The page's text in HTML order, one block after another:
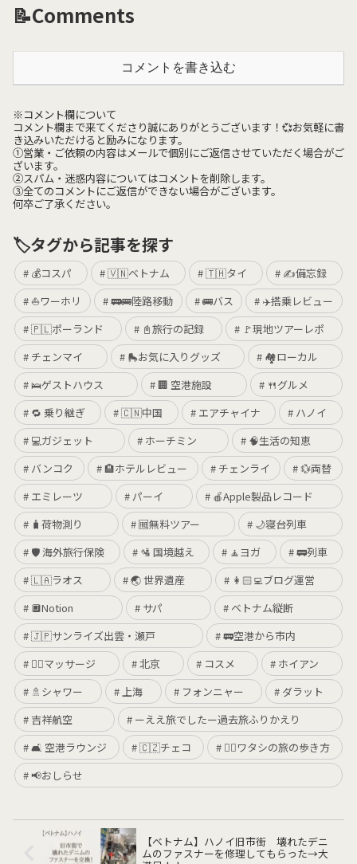
📝Comments
コメントを書き込む
※コメント欄について
コメント欄まで来てくださり誠にありがとうございます！💞お気軽に書
き込みいただけると励みになります。
①営業・ご依頼の内容はメールで個別にご返信させていただく場合がご
ざいます。
②スパム・迷惑内容についてはコメントを削除します。
③全てのコメントにご返信ができない場合がございます。
何卒ご了承ください。
🏷️タグから記事を探す
💰コスパ 🇻🇳ベトナム 🇹🇭タイ
✍️備忘録
⛵️ワーホリ
🚃🚌陸路移動 🚌バス
✈️搭乗レビュー
🇵🇱ポーランド
📓旅行の記録
🚩現地ツアーレポ
チェンマイ
🛼お気に入りグッズ
🏘ローカル
🛌ゲストハウス
🏢 空港施設
🍴グルメ
🔁 乗り継ぎ
🇨🇳中国 エアチャイナ
ハノイ
💻ガジェット
ホーチミン
🧠生活の知恵
バンコク
🏨ホテルレビュー チェンライ
💱両替
エミレーツ
パーイ
🍎Apple製品レコード
🧳荷物測り
🆓無料ツアー
🌙寝台列車
🛡 海外旅行保険
🛂 国境越え 🧘ヨガ
🚃列車
🇱🇦ラオス
🌏 世界遺産
👩🏻‍💻ブログ運営
🔲Notion
サパ
ベトナム縦断
🇯🇵サンライズ出雲・瀬戸
🚃空港から市内
💆‍♀️マッサージ
北京 コスメ
ホイアン
🚿シャワー
上海 フォンニャー
ダラット
吉祥航空
ーええ旅でしたー過去旅ふりかえり
🛋 空港ラウンジ
🇨🇿チェコ
🚶‍♀️ワタシの旅の歩き方
📢おしらせ
【ベトナム】ハノイ旧市街 壊れたデニ
ムのファスナーを修理してもらった→大